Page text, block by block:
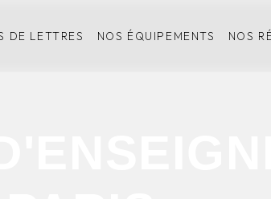
DE LETTRES NOS ÉQUIPEMENTS NOS